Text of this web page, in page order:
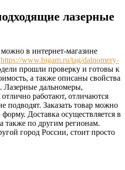
лазерные
в интернет-магазине
https://www.bigam.ru/tag/dalnomery-
прошли проверку и готовы к
а также описаны свойства
Лазерные дальномеры,
работают, отличаются
подводят. Заказать товар можно
Доставка осуществляется в
также по другим регионам.
город России, стоит просто